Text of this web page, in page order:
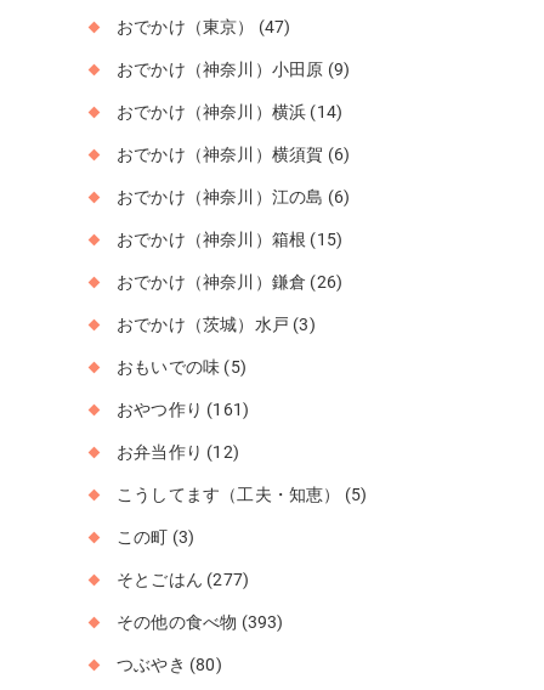
おでかけ（東京） (47)
おでかけ（神奈川）小田原 (9)
おでかけ（神奈川）横浜 (14)
おでかけ（神奈川）横須賀 (6)
おでかけ（神奈川）江の島 (6)
おでかけ（神奈川）箱根 (15)
おでかけ（神奈川）鎌倉 (26)
おでかけ（茨城）水戸 (3)
おもいでの味 (5)
おやつ作り (161)
お弁当作り (12)
こうしてます（工夫・知恵） (5)
この町 (3)
そとごはん (277)
その他の食べ物 (393)
つぶやき (80)